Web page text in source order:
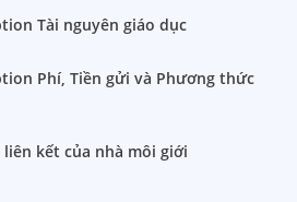
Tài nguyên giáo dục
Phí, Tiền gửi và Phương thức
kết của nhà môi giới